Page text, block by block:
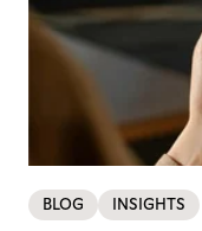
BLOG INSIGHTS